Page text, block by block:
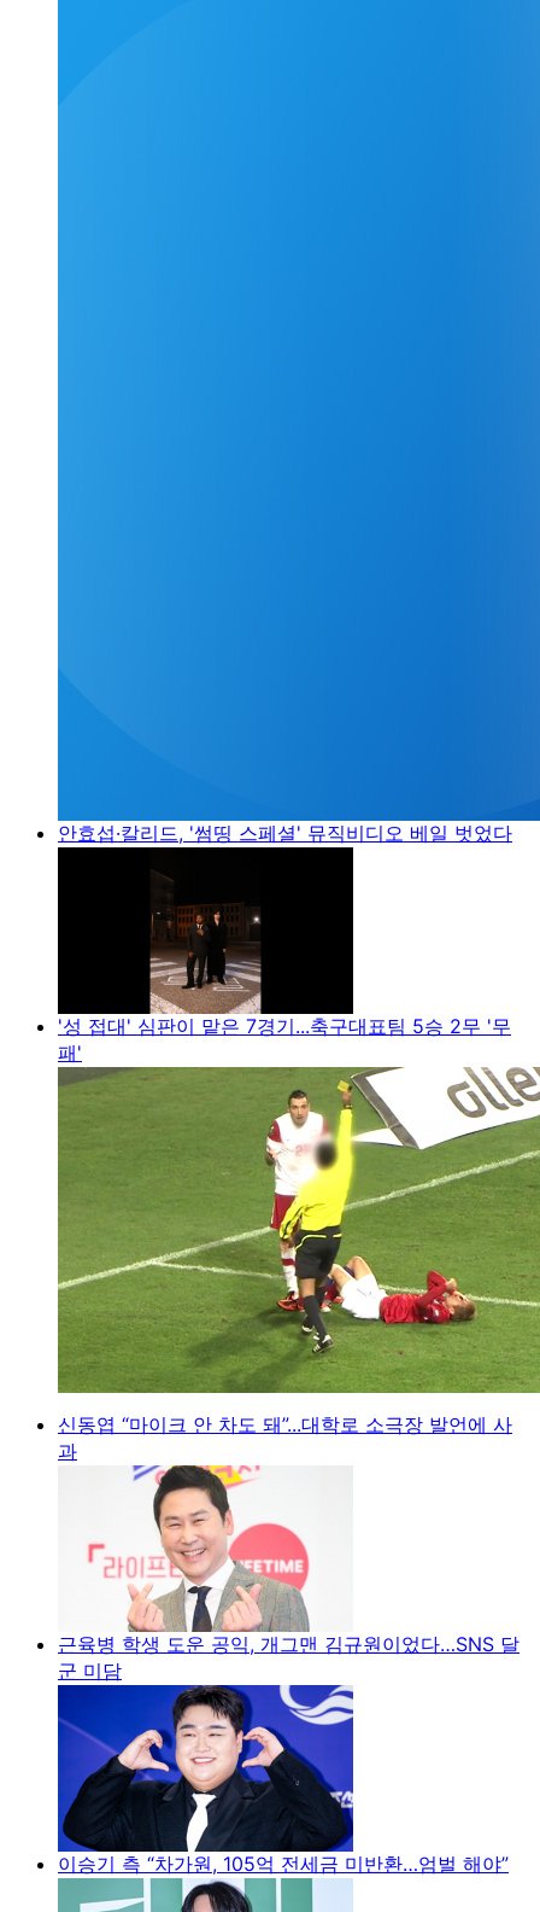
안효섭·칼리드, '썸띵 스페셜' 뮤직비디오 베일 벗었다
'성 접대' 심판이 맡은 7경기...축구대표팀 5승 2무 '무
패'
신동엽 “마이크 안 차도 돼”...대학로 소극장 발언에 사
과
근육병 학생 도운 공익, 개그맨 김규원이었다…SNS 달
군 미담
이승기 측 “차가원, 105억 전세금 미반환…엄벌 해야”